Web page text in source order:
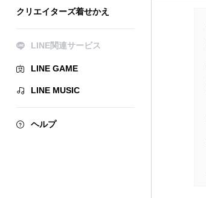
クリエイターズ着せかえ
LINE関連サービス
LINE GAME
LINE MUSIC
ヘルプ